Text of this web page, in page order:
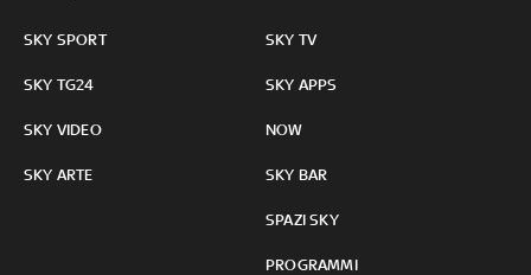
SKY SPORT
SKY TG24
SKY VIDEO
SKY ARTE
SKY TV
SKY APPS
NOW
SKY BAR
SPAZI SKY
PROGRAMMI